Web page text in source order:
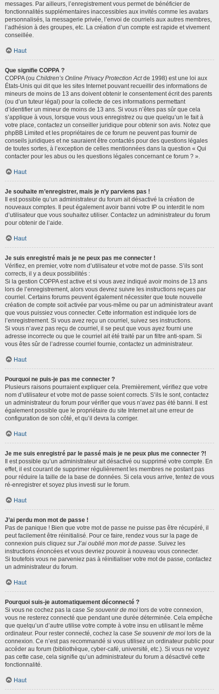
messages. Par ailleurs, l’enregistrement vous permet de bénéficier de
fonctionnalités supplémentaires inaccessibles aux invités comme les avatars
personnalisés, la messagerie privée, l’envoi de courriels aux autres membres,
l’adhésion à des groupes, etc. La création d’un compte est rapide et vivement
conseillée.
Haut
Que signifie COPPA ?
COPPA (ou Children’s Online Privacy Protection Actde 1998) est une loi aux
États-Unis qui dit que les sites Internet pouvant recueillir des informations de
mineurs de moins de 13 ans doivent obtenir le consentement écrit des parents
(ou d’un tuteur légal) pour la collecte de ces informations permettant
d’identifier un mineur de moins de 13 ans. Si vous n’êtes pas sûr que cela
s’applique à vous, lorsque vous vous enregistrez ou que quelqu’un le fait à
votre place, contactez un conseiller juridique pour obtenir son avis. Notez que
phpBB Limited et les propriétaires de ce forum ne peuvent pas fournir de
conseils juridiques et ne sauraient être contactés pour des questions légales
de toutes sortes, à l’exception de celles mentionnées dans la question « Qui
contacter pour les abus ou les questions légales concernant ce forum ? ».
Haut
Je souhaite m’enregistrer, mais je n’y parviens pas !
Il est possible qu’un administrateur du forum ait désactivé la création de
nouveaux comptes. Il peut également avoir banni votre IP ou interdit le nom
d’utilisateur que vous souhaitez utiliser. Contactez un administrateur du forum
pour obtenir de l’aide.
Haut
Je suis enregistré mais je ne peux pas me connecter !
Vérifiez, en premier, votre nom d’utilisateur et votre mot de passe. S’ils sont
corrects, il y a deux possibilités :
Si la gestion COPPA est active et si vous avez indiqué avoir moins de 13 ans
lors de l’enregistrement, alors vous devrez suivre les instructions reçues par
courriel. Certains forums peuvent également nécessiter que toute nouvelle
création de compte soit activée par vous-même ou par un administrateur avant
que vous puissiez vous connecter. Cette information est indiquée lors de
l’enregistrement. Si vous avez reçu un courriel, suivez ses instructions.
Si vous n’avez pas reçu de courriel, il se peut que vous ayez fourni une
adresse incorrecte ou que le courriel ait été traité par un filtre anti-spam. Si
vous êtes sûr de l’adresse courriel fournie, contactez un administrateur.
Haut
Pourquoi ne puis-je pas me connecter ?
Plusieurs raisons pourraient expliquer cela. Premièrement, vérifiez que votre
nom d’utilisateur et votre mot de passe soient corrects. S’ils le sont, contactez
un administrateur du forum pour vérifier que vous n’avez pas été banni. Il est
également possible que le propriétaire du site Internet ait une erreur de
configuration de son côté, et qu’il devra la corriger.
Haut
Je me suis enregistré par le passé mais je ne peux plus me connecter ?!
Il est possible qu’un administrateur ait désactivé ou supprimé votre compte. En
effet, il est courant de supprimer régulièrement les membres ne postant pas
pour réduire la taille de la base de données. Si cela vous arrive, tentez de vous
ré-enregistrer et soyez plus investi sur le forum.
Haut
J’ai perdu mon mot de passe !
Pas de panique ! Bien que votre mot de passe ne puisse pas être récupéré, il
peut facilement être réinitialisé. Pour ce faire, rendez vous sur la page de
connexion puis cliquez sur J’ai oublié mon mot de passe. Suivez les
instructions énoncées et vous devriez pouvoir à nouveau vous connecter.
Si toutefois vous ne parveniez pas à réinitialiser votre mot de passe, contactez
un administrateur du forum.
Haut
Pourquoi suis-je automatiquement déconnecté ?
Si vous ne cochez pas la case Se souvenir de moi lors de votre connexion,
vous ne resterez connecté que pendant une durée déterminée. Cela empêche
que quelqu’un d’autre utilise votre compte à votre insu en utilisant le même
ordinateur. Pour rester connecté, cochez la case Se souvenir de moi lors de la
connexion. Ce n’est pas recommandé si vous utilisez un ordinateur public pour
accéder au forum (bibliothèque, cyber-café, université, etc.). Si vous ne voyez
pas cette case, cela signifie qu’un administrateur du forum a désactivé cette
fonctionnalité.
Haut